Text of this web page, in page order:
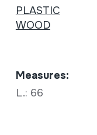
PLASTIC
WOOD
Measures:
L.: 66